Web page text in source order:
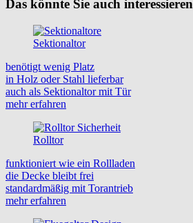
Das könnte Sie auch interessieren
Sektionaltor
benötigt wenig Platz
in Holz oder Stahl lieferbar
auch als Sektionaltor mit Tür
mehr erfahren
Rolltor
funktioniert wie ein Rollladen
die Decke bleibt frei
standardmäßig mit Torantrieb
mehr erfahren